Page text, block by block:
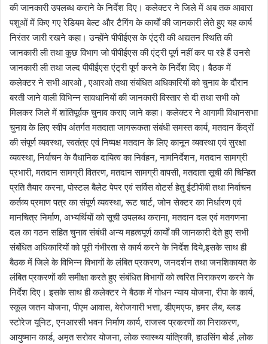
की जानकारी उपलब्ध कराने के निर्देश दिए। कलेक्टर ने जिले में अब तक आवारा
पशुओं में किए गए रेडियम बेल्ट और टैगिंग के कार्यों की जानकारी लेते हुए यह कार्य
निरंतर जारी रखने कहा। उन्होंने पीपीईएस के एंट्री की अद्यतन स्थिति की
जानकारी ली तथा कुछ विभाग जो पीपीईएस की एंट्री पूर्ण नहीं कर पा रहे हैं उनसे
जानकारी ली तथा जल्द पीपीईएस एंट्री पूर्ण करने के निर्देश दिए। बैठक में
कलेक्टर ने सभी आरओ , एआरओ तथा संबंधित अधिकारियों को चुनाव के दौरान
बरती जाने वाली विभिन्न सावधानियों की जानकारी विस्तार से दी तथा सभी को
मिलकर जिले में शांतिपूर्वक चुनाव कराए जाने कहा। कलेक्टर ने आगामी विधानसभा
चुनाव के लिए स्वीप अंतर्गत मतदाता जागरूकता संबंधी समस्त कार्य, मतदान केंद्रों
की संपूर्ण व्यवस्था, स्वतंत्र एवं निष्पक्ष मतदान के लिए कानून व्यवस्था एवं सुरक्षा
व्यवस्था, निर्वाचन के वैधानिक दायित्व का निर्वहन, नामनिर्देशन, मतदान सामग्री
प्रभारी, मतदान सामग्री वितरण, मतदान सामग्री वापसी, मतदाता सूची की चिन्हित
प्रति तैयार करना, पोस्टल बैलेट पेपर एवं सर्विस वोटर्स हेतु ईटीपीबी तथा निर्वाचन
कर्तव्य प्रमाण पत्र का संपूर्ण व्यवस्था, रूट चार्ट, जोन सेक्टर का निर्धारण एवं
मानचित्र निर्माण, अभ्यर्थियों को सूची उपलब्ध कराना, मतदान दल एवं मतगणना
दल का गठन सहित चुनाव संबंधी अन्य महत्वपूर्ण कार्यों की जानकारी देते हुए सभी
संबंधित अधिकारियों को पूरी गंभीरता से कार्य करने के निर्देश दिये,इसके साथ ही
बैठक में जिले के विभिन्न विभागों के लंबित प्रकरण, जनदर्शन तथा जनशिकायत के
लंबित प्रकरणों की समीक्षा करते हुए संबंधित विभागों को त्वरित निराकरण करने के
निर्देश दिए। इसके साथ ही कलेक्टर ने बैठक में गोधन न्याय योजना, रीपा के कार्य,
स्कूल जतन योजना, पीएम आवास, बेरोजगारी भत्ता, डीएमएफ, हमर लैब, ब्लड
स्टोरेज यूनिट, एनआरसी भवन निर्माण कार्य, राजस्व प्रकरणों का निराकरण,
आयुष्मान कार्ड, अमृत सरोवर योजना, लोक स्वास्थ्य यांत्रिकी, हाउसिंग बोर्ड ,लोक